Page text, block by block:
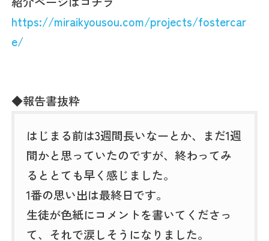
https://miraikyousou.com/projects/fostercar
e/
◆報告書抜粋
はじまる前は3週間長いなーとか、まだ1週
間かと思っていたのですが、終わってみ
るととても早く感じました。
1番の思い出は最終日です。
生徒が色紙にコメントを書いてくださっ
て、それで涙しそうになりました。